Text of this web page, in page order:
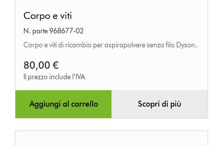
e
viti
Corpo e viti
N. parte 968677-02
Corpo e viti di ricambio per aspirapolvere senza filo Dyson.
80,00 €
Il prezzo include l’IVA
Aggiungi al carrello Scopri di più